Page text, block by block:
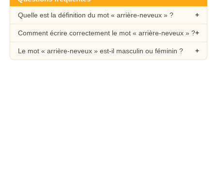
Quelle est la définition du mot « arrière-neveux » ?
Comment écrire correctement le mot « arrière-neveux » ?
Le mot « arrière-neveux » est-il masculin ou féminin ?